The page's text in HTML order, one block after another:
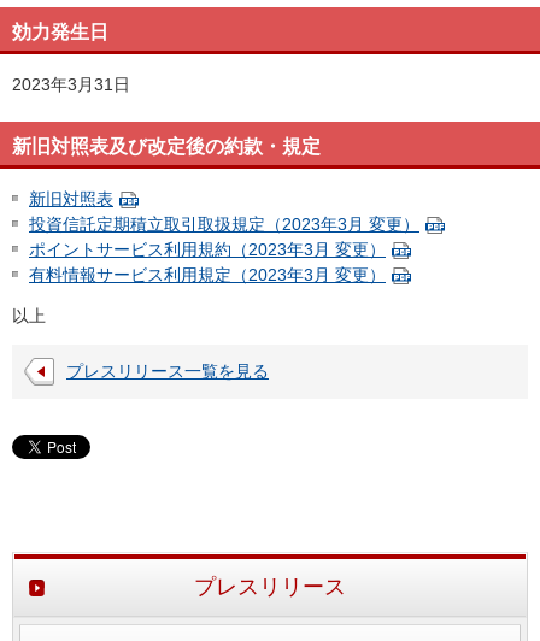
効力発生日
2023年3月31日
新旧対照表及び改定後の約款・規定
新旧対照表
投資信託定期積立取引取扱規定（2023年3月 変更）
ポイントサービス利用規約（2023年3月 変更）
有料情報サービス利用規定（2023年3月 変更）
以上
プレスリリース一覧を見る
プレスリリース